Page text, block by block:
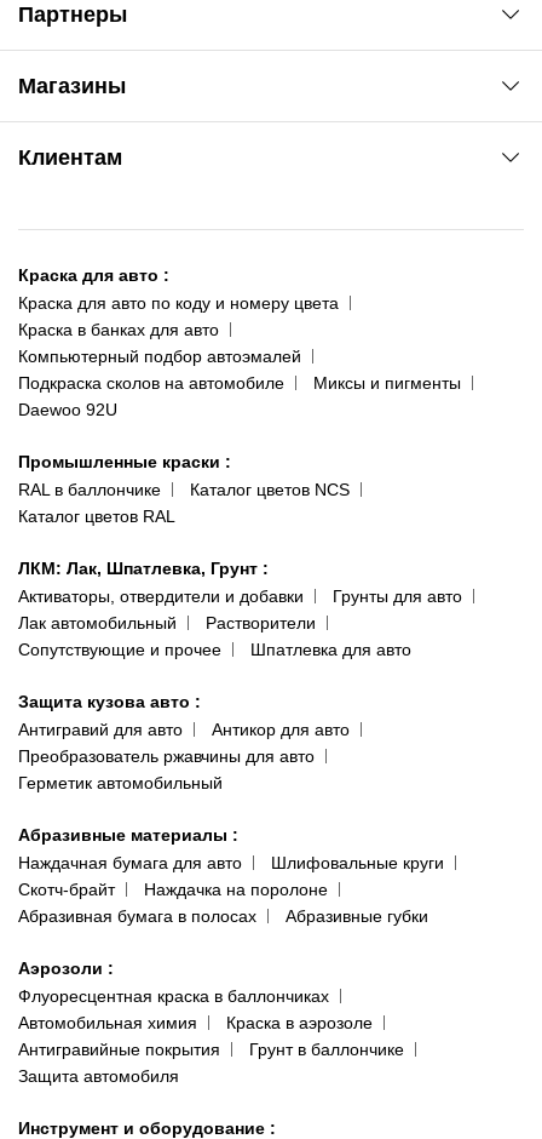
Магазины
ул. Рабочая, 2-а
093 611-39-23
(ориентир: Интайм №40)
Одесса
пр-т Акад. Глушко, 29
066 554-97-70
Клиентам
Доставка и оплата
Сотрудничество
Наши публикации
Публичная оферта
Политика конфиденциальности
Партнеры
Сервис колористам
Краска для авто :
Краска для авто по коду и номеру цвета
Краска в банках для авто
Компьютерный подбор автоэмалей
Подкраска сколов на автомобиле
Миксы и пигменты
Daewoo 92U
Промышленные краски :
RAL в баллончике
Каталог цветов NCS
Каталог цветов RAL
ЛКМ: Лак, Шпатлевка, Грунт :
Активаторы, отвердители и добавки
Грунты для авто
Лак автомобильный
Растворители
Сопутствующие и прочее
Шпатлевка для авто
Защита кузова авто :
Антигравий для авто
Антикор для авто
Преобразователь ржавчины для авто
Герметик автомобильный
Абразивные материалы :
Наждачная бумага для авто
Шлифовальные круги
Скотч-брайт
Наждачка на поролоне
Абразивная бумага в полосах
Абразивные губки
Аэрозоли :
Флуоресцентная краска в баллончиках
Автомобильная химия
Краска в аэрозоле
Антигравийные покрытия
Грунт в баллончике
Защита автомобиля
Инструмент и оборудование :